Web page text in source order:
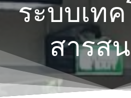
ระบบเท
สารส